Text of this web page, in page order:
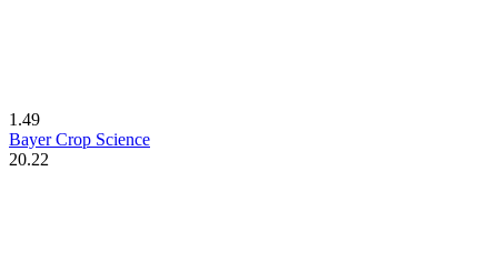
1.49
Bayer Crop Science
20.22